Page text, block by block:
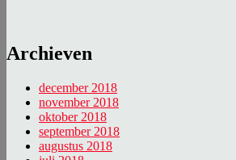
Archieven
december 2018
november 2018
oktober 2018
september 2018
augustus 2018